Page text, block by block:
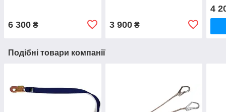
6 300 ₴ 3 900₴
4
Подібні товари компанії